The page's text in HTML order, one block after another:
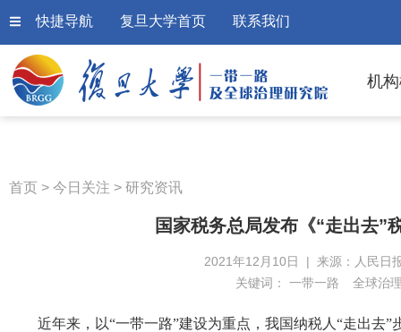
快捷导航 复旦大学首页 联系我们
机
首页 > 今日关注 > 研究资讯
国家税务总局发布《“走出去”
2021年12月10日 | 来源：人民日
关键词： 一带一路 全球治
近年来，以“一带一路”建设为重点，我国纳税人“走出去